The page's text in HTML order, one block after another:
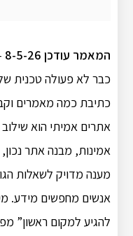
המאמר עודכן 8-5-26
כבר לא פעולה טכנית
כתיבת כמה מאמרים
אתרים אמיתי הוא
אמינות, מבנה אתר
מענה מדויק לשאלות
להגיע למקום ראשון”